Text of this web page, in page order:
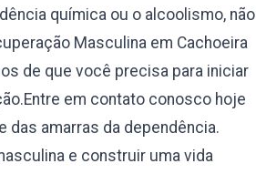
química ou o alcoolismo, não
Masculina em Cachoeira
de que você precisa para iniciar
em contato conosco hoje
das amarras da dependência.
e construir uma vida